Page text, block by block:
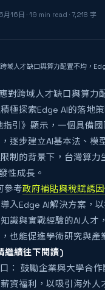
月16日 · 19 min read · 7,218 字
域人才缺口與算力配置不均，
對跨域人才缺口與算力
極探索Edge AI的落地策
引》顯示，一個具備
逐步建立AI基本法、模
制的背景下，台灣算
性成長。
參考政府補貼與稅賦誘
入Edge AI解決方案，
識與實戰經驗的AI人
也能促進學術研究與產
繼續往下閱讀)
： 鼓勵企業與大學合
資福利，以吸引海外人